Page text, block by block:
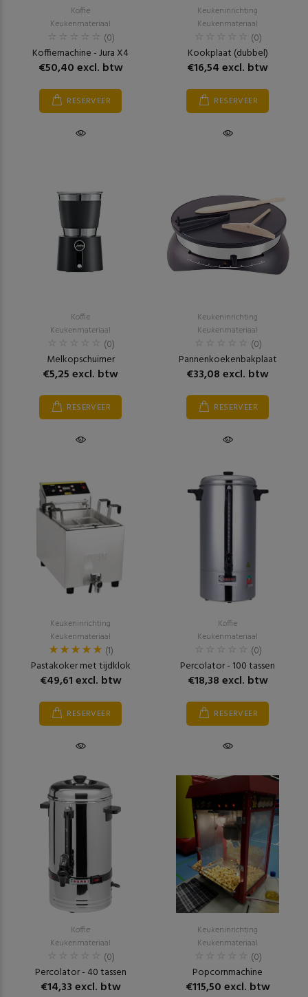
Koffie
Keukenmateriaal
(0)
Koffiemachine - Jura X4
€50,40 excl. btw
RESERVEER
Keukeninrichting
Keukenmateriaal
(0)
Kookplaat (dubbel)
€16,54 excl. btw
RESERVEER
Koffie
Keukenmateriaal
(0)
Melkopschuimer
€5,25 excl. btw
RESERVEER
Keukeninrichting
Keukenmateriaal
(0)
Pannenkoekenbakplaat
€33,08 excl. btw
RESERVEER
Keukeninrichting
Keukenmateriaal
(1)
Pastakoker met tijdklok
€49,61 excl. btw
RESERVEER
Koffie
Keukenmateriaal
(0)
Percolator - 100 tassen
€18,38 excl. btw
RESERVEER
Koffie
Keukenmateriaal
(0)
Percolator - 40 tassen
€14,33 excl. btw
Keukeninrichting
Keukenmateriaal
(0)
Popcornmachine
€115,50 excl. btw